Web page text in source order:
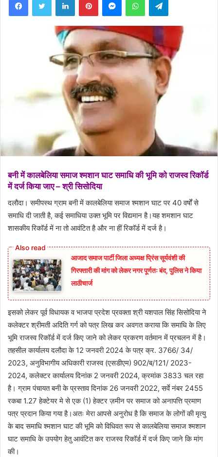
बनी में कालबेलिया समाज श्मशान घाट समाधि की भूमि को राजस्व रिकॉर्ड
में दर्ज किया जाए – श्री सिसोदिया
दलौदा। समीपस्थ ग्राम बनी में कालबेलिया समाज श्मशान घाट पर 40 वर्षों से
समाधि दी जाती है, कई समाधिया उक्त भूमि पर विद्यमान है।यह शमशान घाट
शासकीय रिकॉर्ड में ना तो आवंटित है और ना हीं रिकॉर्ड में दर्ज है।
आजाद समाज पार्टी जिला अध्यक्ष प्रिंस सूर्यवंशी की
गिरफ्तारी की मांग को लेकर नगर पूर्णतः बंद, पुलिस ने किया
लाठीचार्ज
इसको लेकर पूर्व विधायक व भाजपा प्रदेश प्रवक्ता श्री यशपाल सिंह सिसोदिया ने
कलेक्टर श्रीमती अदिति गर्ग को पत्र लिख कर अवगत कराया कि समाधि के लिए
भूमि राजस्व रिकॉर्ड में दर्ज किए जाने को लेकर प्रकरण वर्तमान में प्रचलन में है।
तहसील कार्यालय दलौदा के 12 जनवरी 2024 के पत्र क्र. 3766/ 34/
2023, अनुविभागीय अधिकारी राजस्व (एसडीएम) 902/ब/121/ 2023-
2024, कलेक्टर कार्यालय दिनांक 2 जनवरी 2024, क्रमांक 3833 चल रहा
है। ग्राम पंचायत बनी के प्रस्ताव दिनांक 26 जनवरी 2022, सर्वे नंबर 2455
रकबा 1.27 हेक्टेयर मे से एक (1) हेक्टर ज़मीन पर समाज को अनापत्ति प्रमाण
पत्र प्रदान किया गया है।अतः मेरा आपसे अनुरोध है कि समाज के लोगों की मृत्यु
के बाद समाधि श्मशान घाट की भूमि को विधिवत रूप से कालबेलिया समाज श्मशान
घाट समाधि के उपयोग हेतु आवंटित कर राजस्व रिकॉर्ड में दर्ज किए जाने कि मांग
की।